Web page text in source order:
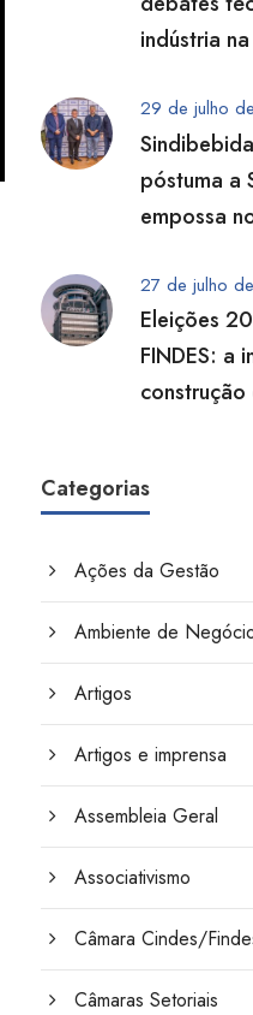
indústria
29 de julho
póstuma a
empossa
27 de julho
Eleições
FINDES: a
Categorias
Ações da Gestão
Ambiente de
Artigos
Artigos e imprensa
Assembleia Geral
Associativismo
Câmara Cindes/
Câmaras Setoriais